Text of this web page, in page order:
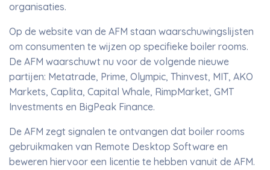
organisaties.
Op de website van de AFM staan waarschuwingslijsten
om consumenten te wijzen op specifieke boiler rooms.
De AFM waarschuwt nu voor de volgende nieuwe
partijen: Metatrade, Prime, Olympic, Thinvest, MIT, AKO
Markets, Caplita, Capital Whale, RimpMarket, GMT
Investments en BigPeak Finance.
De AFM zegt signalen te ontvangen dat boiler rooms
gebruikmaken van Remote Desktop Software en
beweren hiervoor een licentie te hebben vanuit de AFM.